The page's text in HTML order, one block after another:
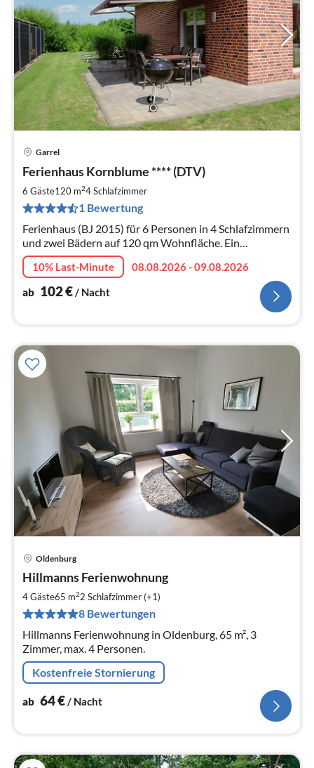
Garrel
Ferienhaus Kornblume **** (DTV)
6 Gäste120 m24Schlafzimmer
1 Bewertung
Ferienhaus (BJ 2015) für 6 Personen in 4 Schlafzimmern
und zwei Bädern auf 120 qm Wohnfläche. Ein
Schlafzimmer und ein Barrierefreies Badezimmer mit
befahrbare Dusche unten.
10% Last-Minute
08.08.2026 - 09.08.2026
ab 102€/ Nacht
Oldenburg
Hillmanns Ferienwohnung
4 Gäste65 m22 Schlafzimmer (+1)
8 Bewertungen
Hillmanns Ferienwohnung in Oldenburg, 65 m², 3
Zimmer, max. 4 Personen.
Kostenfreie Stornierung
ab 64€/ Nacht